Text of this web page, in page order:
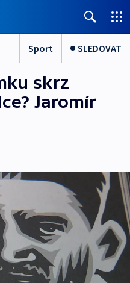
Sport SLEDOVAT
skrz
Jaromír